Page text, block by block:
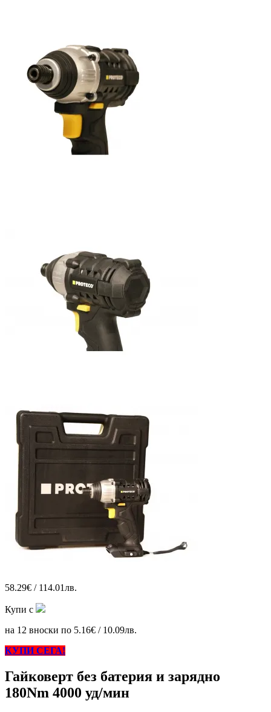
58.29€ / 114.01лв.
Купи с
на 12 вноски по 5.16€ / 10.09лв.
КУПИ СЕГА!
Гайковерт без батерия и зарядно
180Nm 4000 уд/мин